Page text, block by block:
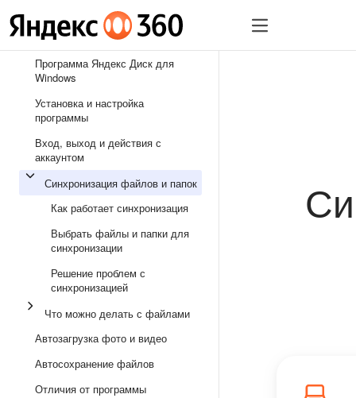
Программа Яндекс Диск для
Windows
Установка и настройка
программы
Вход, выход и действия с
аккаунтом
Синхронизация файлов и папок
Как работает синхронизация
Выбрать файлы и папки для
синхронизации
Решение проблем с
синхронизацией
Что можно делать с файлами
Автозагрузка фото и видео
Автосохранение файлов
Отличия от программы